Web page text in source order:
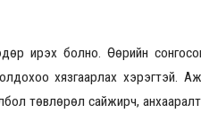
ирэх болно. Өөрийн
хязгаарлах хэрэгтэй.
төвлөрөл сайжирч,